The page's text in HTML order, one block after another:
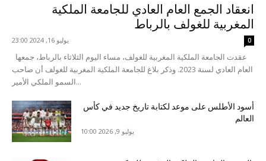
انعقاد الجمع العام العادي للجامعة الملكية
المغربية للغولف بالرباط
يوليو 16, 2024 23:00 0
العام العادي لسنة 2023. وذكر بلاغ للجامعة الملكية المغربية للغولف أن صاحب
السمو الملكي الأمير...
أسود الأطلس على موعد لكتابة تاريخ جديد في كأس
العالم
يوليو 9, 2026 10:00